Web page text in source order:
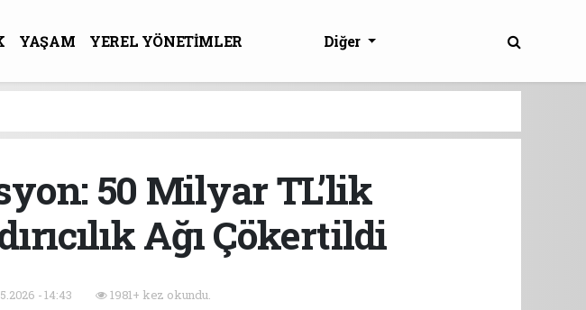
YAŞAM
YEREL YÖNETİMLER
Diğer
50 Milyar TL’lik
Ağı Çökertildi
- 14:43 1981+ kez okundu.